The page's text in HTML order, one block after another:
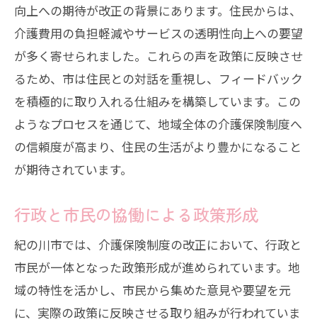
向上への期待が改正の背景にあります。住民からは、
介護費用の負担軽減やサービスの透明性向上への要望
が多く寄せられました。これらの声を政策に反映させ
るため、市は住民との対話を重視し、フィードバック
を積極的に取り入れる仕組みを構築しています。この
ようなプロセスを通じて、地域全体の介護保険制度へ
の信頼度が高まり、住民の生活がより豊かになること
が期待されています。
行政と市民の協働による政策形成
紀の川市では、介護保険制度の改正において、行政と
市民が一体となった政策形成が進められています。地
域の特性を活かし、市民から集めた意見や要望を元
に、実際の政策に反映させる取り組みが行われていま